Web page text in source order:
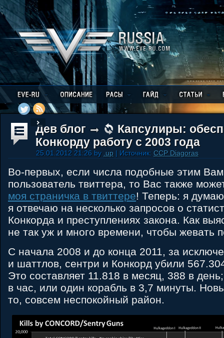
Дев блог
Капсулиры:
Конкорду работу с 2003 года
25.01.2012 21:26 by .up | Источник: CCP Diagoras
Во-первых, если числа подобные этим
пользователь твиттера, то Вас также
моя страничка в твиттере! Теперь: я
я отвечаю на несколько запросов о
Конкорда и преступлениях закона. Как
не так уж и много времени, чтобы жевать
С начала 2008 и до конца 2011, за
и шаттлов, сентри и Конкорд убили
Это составляет 11.818 в месяц, 388 в
в час, или один корабль в 3,7 минуты.
то, совсем неспокойный район.